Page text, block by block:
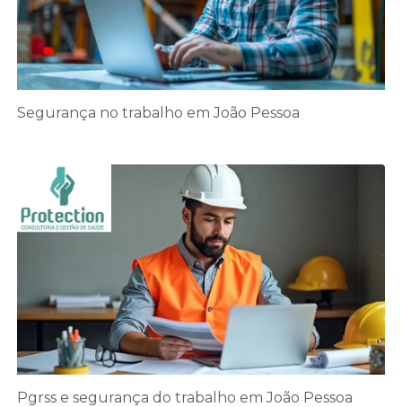
Segurança no trabalho em João Pessoa
Pgrss e segurança do trabalho em João Pessoa